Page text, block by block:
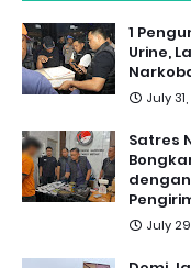
1
Urine,
July
Satres
July